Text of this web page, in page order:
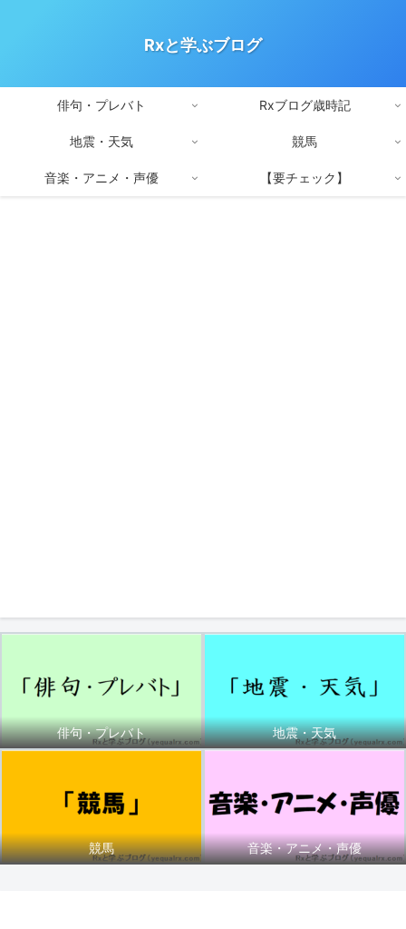
Rxと学ぶブログ
俳句・プレバト Rxブログ歳時記
地震・天気 競馬
音楽・アニメ・声優 【要チェック】
俳句・プレバト 地震・天気
競馬 音楽・アニメ・声優